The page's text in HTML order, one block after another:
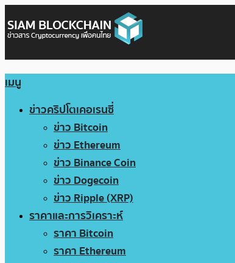
เมนู
ข่าวคริปโตเคอเรนซี่
ข่าว Bitcoin
ข่าว Ethereum
ข่าว Binance Coin
ข่าว Dogecoin
ข่าว Ripple (XRP)
ราคาและการวิเคราะห์
ราคา Bitcoin
ราคา Ethereum